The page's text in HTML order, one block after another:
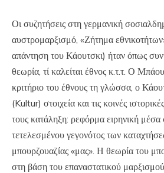
Οι συζητήσεις στη γερμανική
αυστρομαρξισμό, «Ζήτημα
απάντηση του Κάουτσκι) ήταν όπως
θεωρία, τί καλείται έθνος κ.τ.τ. Ο
κριτήριο του έθνους τη γλώσσα, ο
(Kultur) στοιχεία και τις κοινές
τους κατάληξη: ρεφόρμα ειρηνική μέσα
τετελεσμένου γεγονότος των
μπουρζουαζίας «μας». Η θεωρία του
στη βάση του επαναστατικού μαρξισμού